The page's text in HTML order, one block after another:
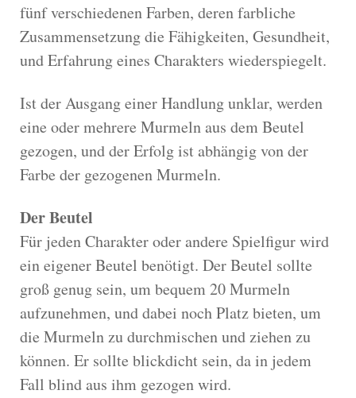
fünf verschiedenen Farben, deren farbliche
Zusammensetzung die Fähigkeiten, Gesundheit,
und Erfahrung eines Charakters wiederspiegelt.
Ist der Ausgang einer Handlung unklar, werden
eine oder mehrere Murmeln aus dem Beutel
gezogen, und der Erfolg ist abhängig von der
Farbe der gezogenen Murmeln.
Der Beutel
Für jeden Charakter oder andere Spielfigur wird
ein eigener Beutel benötigt. Der Beutel sollte
groß genug sein, um bequem 20 Murmeln
aufzunehmen, und dabei noch Platz bieten, um
die Murmeln zu durchmischen und ziehen zu
können. Er sollte blickdicht sein, da in jedem
Fall blind aus ihm gezogen wird.